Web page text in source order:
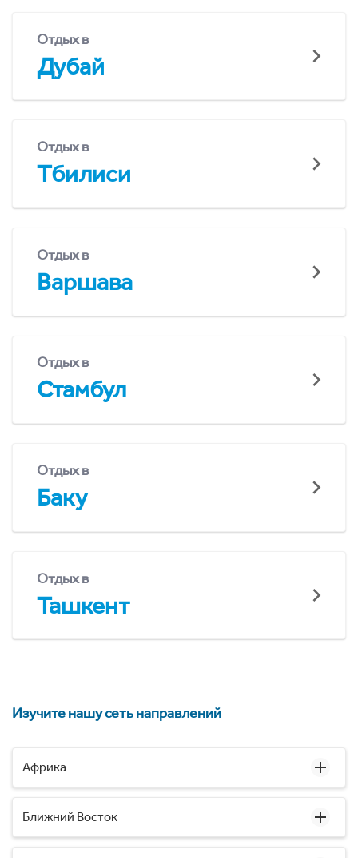
Отдых в
Дубай
Отдых в
Тбилиси
Отдых в
Варшава
Отдых в
Стамбул
Отдых в
Баку
Отдых в
Ташкент
Изучите нашу сеть направлений
Африка
Ближний Восток